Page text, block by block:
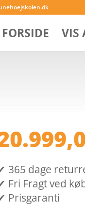
FORSIDE VIS
365 dage
Fri Fragt ved
Prisgaranti